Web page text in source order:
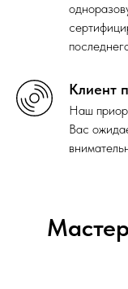
Клиент
Наш
Вас